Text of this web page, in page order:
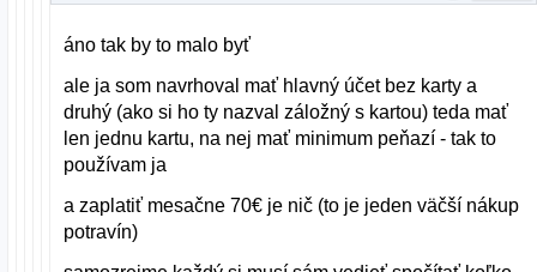
áno tak by to malo byť
ale ja som navrhoval mať hlavný účet bez karty a
druhý (ako si ho ty nazval záložný s kartou) teda mať
len jednu kartu, na nej mať minimum peňazí - tak to
používam ja
a zaplatiť mesačne 70€ je nič (to je jeden väčší nákup
potravín)